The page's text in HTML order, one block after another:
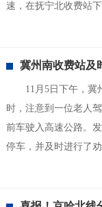
速，在抚宁北收费站
冀州南收费站及
11月5日下午，冀
时，注意到一位老人
前车驶入高速公路。
停车，并及时进行了